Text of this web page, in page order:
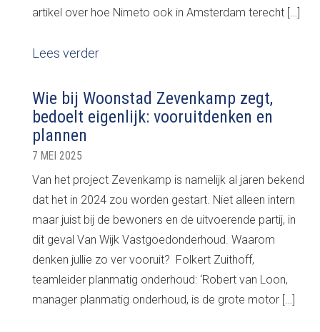
artikel over hoe Nimeto ook in Amsterdam terecht […]
Lees verder
Wie bij Woonstad Zevenkamp zegt,
bedoelt eigenlijk: vooruitdenken en
plannen
7 MEI 2025
Van het project Zevenkamp is namelijk al jaren bekend
dat het in 2024 zou worden gestart. Niet alleen intern
maar juist bij de bewoners en de uitvoerende partij, in
dit geval Van Wijk Vastgoedonderhoud. Waarom
denken jullie zo ver vooruit? Folkert Zuithoff,
teamleider planmatig onderhoud: ‘Robert van Loon,
manager planmatig onderhoud, is de grote motor […]